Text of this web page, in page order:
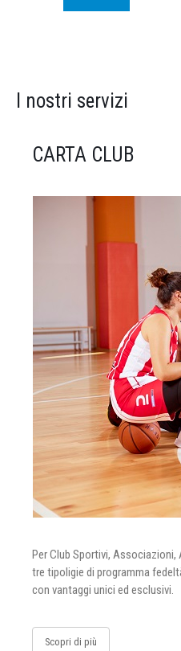
I nostri servizi
CARTA CLUB
Per Club Sportivi, Associazioni,
tre tipoligie di programma
con vantaggi unici ed esclusivi.
Scopri di più